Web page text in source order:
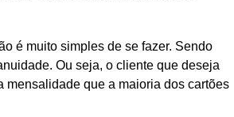
é muito simples de se fazer. Sendo
Ou seja, o cliente que deseja
mensalidade que a maioria dos cartões